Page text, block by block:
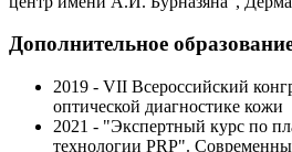
Дополнительное
2019 - VII Всероссийский
оптической диагностике кожи
2021 - "Экспертный курс по
технологии PRP".